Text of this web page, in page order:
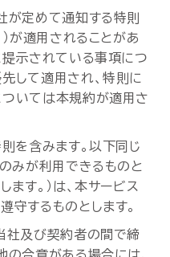
が定めて通知する特則
）が適用されることがあ
提示されている事項につ
して適用され、特則に
いては本規約が適用さ
を含みます。以下同じ
のみが利用できるものと
ます。）は、本サービス
守するものとします。
社及び契約者の間で締